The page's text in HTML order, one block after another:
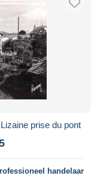
prise du pont
handelaar